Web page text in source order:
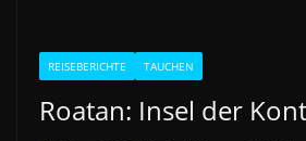
REISEBERICHTE TAUCHEN
Roatan: Insel der